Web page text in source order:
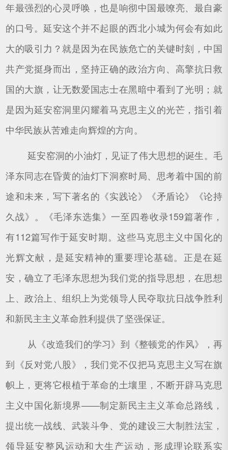
年最强烈的心灵呼唤，也是响彻中国最嘹亮、最自豪
的口号。延安这个并不起眼的西北小城为何会有如此
大的吸引力？就是因为在民族危亡的关键时刻，中国
共产党挺身而出，坚持正确的政治方向、高擎抗日救
国的大旗，让无数爱国志士在黑暗中看到了光明；就
是因为延安窑洞里闪耀着马克思主义的光芒，指引着
中华民族从苦难走向辉煌的方向。
延安窑洞的小油灯，见证了伟大思想的诞生。毛
泽东同志在昏黄的油灯下洞察时局、思考着中国的前
途和未来，写下著名的《实践论》《矛盾论》《论持
久战》。《毛泽东选集》一至四卷收录159篇著作，
有112篇写作于延安时期。这些马克思主义中国化的
光辉文献，是延安精神的重要理论基础。正是在延
安，确立了毛泽东思想为我们党的指导思想，在思想
上、政治上、组织上为党领导人民夺取抗日战争胜利
和新民主主义革命胜利提供了坚强保证。
从《改造我们的学习》到《整顿党的作风》，再
到《反对党八股》，我们党不仅把马克思主义写在旗
帜上，更将它根植于革命的土壤里，不断开辟马克思
主义中国化新境界——制定新民主主义革命总路线，
提出统一战线、武装斗争、党的建设三大制胜法宝，
领导延安整风运动和大生产运动，形成理论联系实